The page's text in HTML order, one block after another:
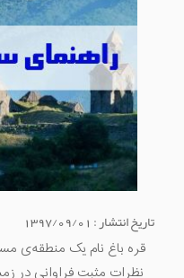
تاریخ انتشار : 1397/09/01
قره باغ نام یک منطقه‌ی
نظرات مثبت فراوانی در